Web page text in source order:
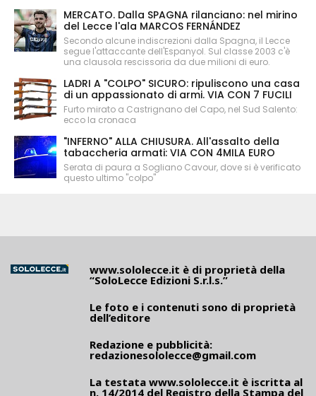
MERCATO. Dalla SPAGNA rilanciano: nel mirino
del Lecce l'ala MARCOS FERNÁNDEZ
Secondo alcune indiscrezioni dalla Spagna, il Lecce
segue l'attaccante dell'Espanyol. Sul classe 2003 c'è
una clausola rescissoria da due milioni di euro.
LADRI A "COLPO" SICURO: ripuliscono una casa
di un appassionato di armi. VIA CON 7 FUCILI
Furto mirato a Castrignano del Capo, nel Sud Salento:
ecco la cronaca
"INFERNO" ALLA CHIUSURA. All'assalto della
tabaccheria armati: VIA CON 4MILA EURO
Serata di paura a Sogliano Cavour, dove si è verificato
questo ultimo "colpo"
www.sololecce.it è di proprietà della
“SoloLecce Edizioni S.r.l.s.”
Le foto e i contenuti sono di proprietà
dell’editore
Redazione e pubblicità:
redazionesololecce@gmail.com
La testata www.sololecce.it è iscritta al
n. 14/2014 del Registro della Stampa del